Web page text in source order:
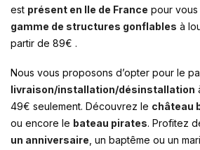
est présent en Ile de France pour
gamme de structures gonflables à
partir de 89€ .
Nous vous proposons d’opter pour le
livraison/installation/désinstallation
49€ seulement. Découvrez le château
ou encore le bateau pirates. Profitez
un anniversaire , un baptême ou un